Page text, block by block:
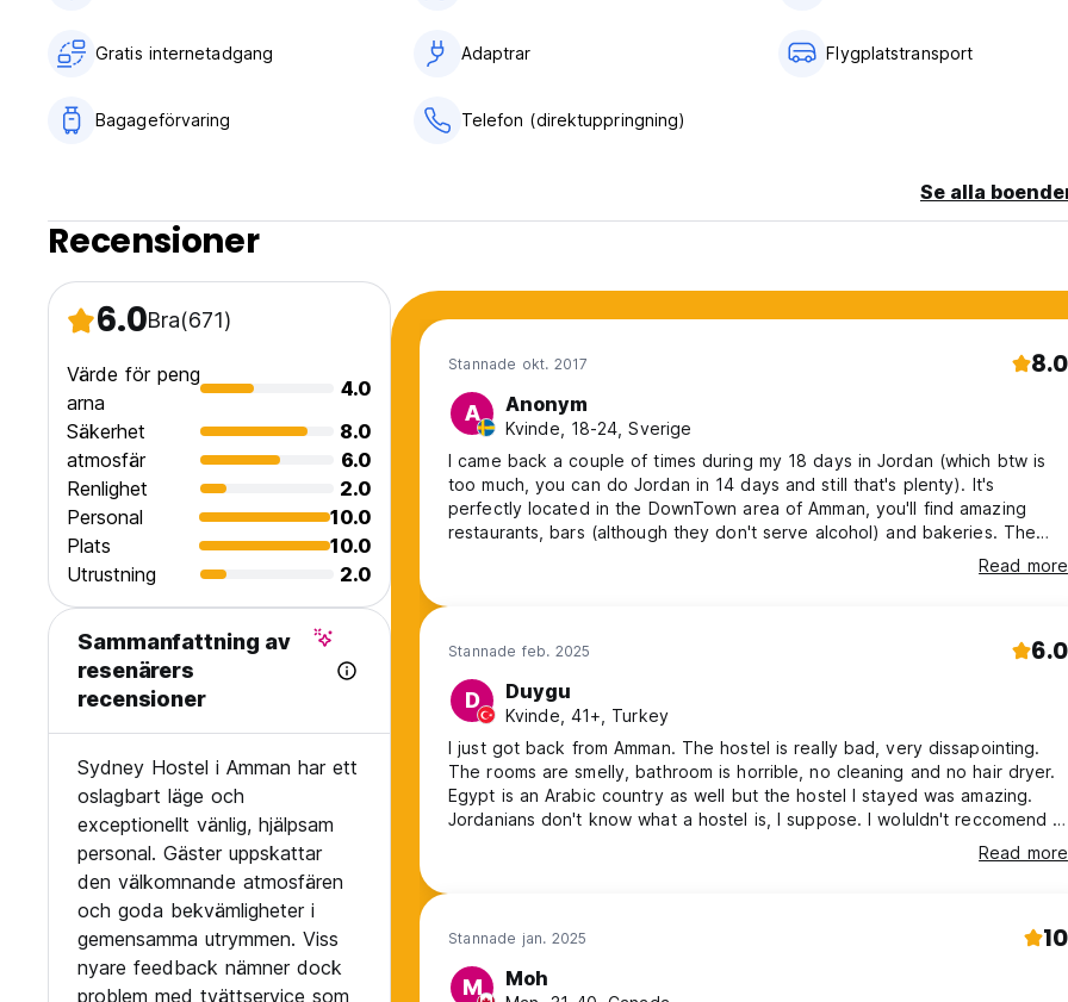
Gratis internetadgang Adaptrar Flygplatstransport
Bagageförvaring Telefon (direktuppringning)
Se alla
Recensioner
6.0Bra(671)
Värde för peng
arna
4.0
Säkerhet
8.0
atmosfär
6.0
Renlighet
2.0
Personal
10.0
Plats
10.0
Utrustning
2.0
Sammanfattning av
resenärers
recensioner
Sydney Hostel i Amman har ett
oslagbart läge och
exceptionellt vänlig, hjälpsam
personal. Gäster uppskattar
den välkomnande atmosfären
och goda bekvämligheter i
gemensamma utrymmen. Viss
nyare feedback nämner dock
problem med tvättservice som
Stannade okt. 2017 8.0
A Anonym
Kvinde, 18-24, Sverige
I came back a couple of times during my 18 days in Jordan (which btw is
too much, you can do Jordan in 14 days and still that's plenty). It's
perfectly located in the DownTown area of Amman, you'll find amazing
restaurants, bars (although they don't serve alcohol) and bakeries. The
beds are sooo comfortable and it's REALLY clean. Atmosphere was kind of
dead and no backpacker vibe at all- though i found it hard to find all over
Read more
Stannade feb. 2025 6.0
D Duygu
Kvinde, 41+, Turkey
I just got back from Amman. The hostel is really bad, very dissapointing.
The rooms are smelly, bathroom is horrible, no cleaning and no hair dryer.
Egypt is an Arabic country as well but the hostel I stayed was amazing.
Jordanians don't know what a hostel is, I suppose. I woluldn't reccomend it
Read more
Stannade jan. 2025 10
M Moh